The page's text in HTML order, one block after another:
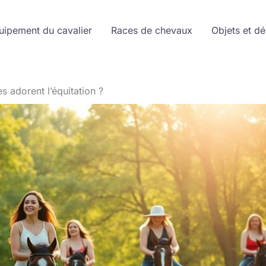
du cavalier Races de chevaux
Objets et
adorent l’équitation ?